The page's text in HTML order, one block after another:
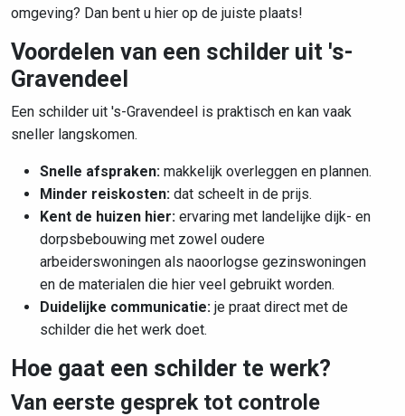
omgeving? Dan bent u hier op de juiste plaats!
Voordelen van een schilder uit 's-
Gravendeel
Een schilder uit 's-Gravendeel is praktisch en kan vaak
sneller langskomen.
Snelle afspraken: makkelijk overleggen en plannen.
Minder reiskosten: dat scheelt in de prijs.
Kent de huizen hier: ervaring met landelijke dijk- en
dorpsbebouwing met zowel oudere
arbeiderswoningen als naoorlogse gezinswoningen
en de materialen die hier veel gebruikt worden.
Duidelijke communicatie: je praat direct met de
schilder die het werk doet.
Hoe gaat een schilder te werk?
Van eerste gesprek tot controle